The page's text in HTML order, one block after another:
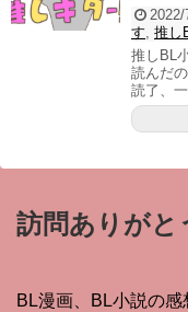
2022/
す 推し
推しBL
読んだ
読了、
訪問ありがと
BL漫画、BL小説の感